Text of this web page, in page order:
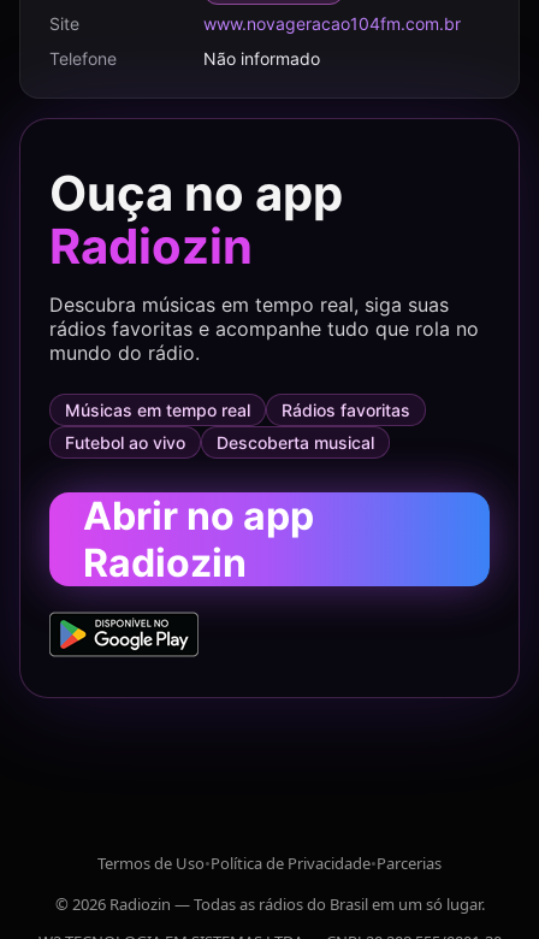
Site
www.novageracao104fm.com.br
Telefone
Não informado
Ouça no app
Radiozin
Descubra músicas em tempo real, siga suas
rádios favoritas e acompanhe tudo que rola no
mundo do rádio.
Músicas em tempo real
Rádios favoritas
Futebol ao vivo
Descoberta musical
Abrir no app
Radiozin
Termos de Uso•Política de Privacidade•Parcerias
© 2026 Radiozin — Todas as rádios do Brasil em um só lugar.